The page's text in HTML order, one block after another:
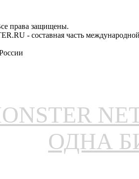
права защищены.
- составная часть
ОДНА